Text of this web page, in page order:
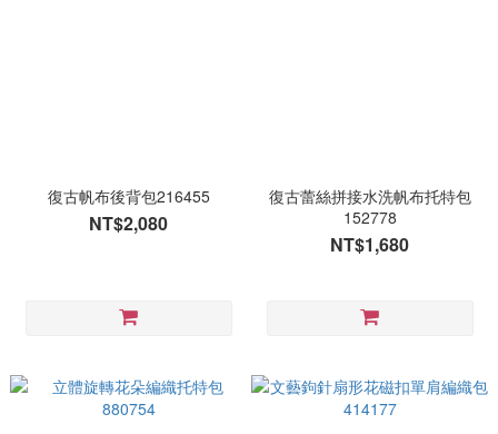
復古帆布後背包216455
NT$2,080
復古蕾絲拼接水洗帆布托特包
152778
NT$1,680